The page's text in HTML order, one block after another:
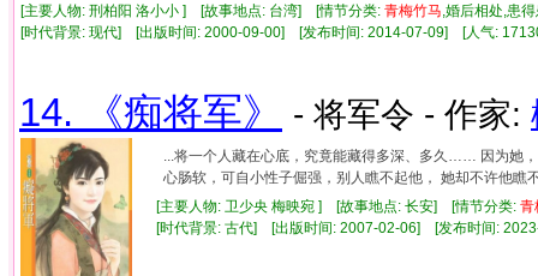
[主要人物: 刑柏阳 洛小小 ] [故事地点: 台湾] [情节分类: 青梅竹马 ,婚后相处,患
[时代背景: 现代] [出版时间: 2000-09-00] [发布时间: 2014-07-09] [人气:
14. 《痴将军》 - 将军令 - 作家:
...将一个人藏在心底，究竟能藏得多深、多久…… 因为她
心肠软，可自小性子倔强，别人瞧不起他， 她却不许他瞧
[主要人物: 卫少央 梅映宛 ] [故事地点: 长安] [情节分类: 青
[时代背景: 古代] [出版时间: 2007-02-06] [发布时间: